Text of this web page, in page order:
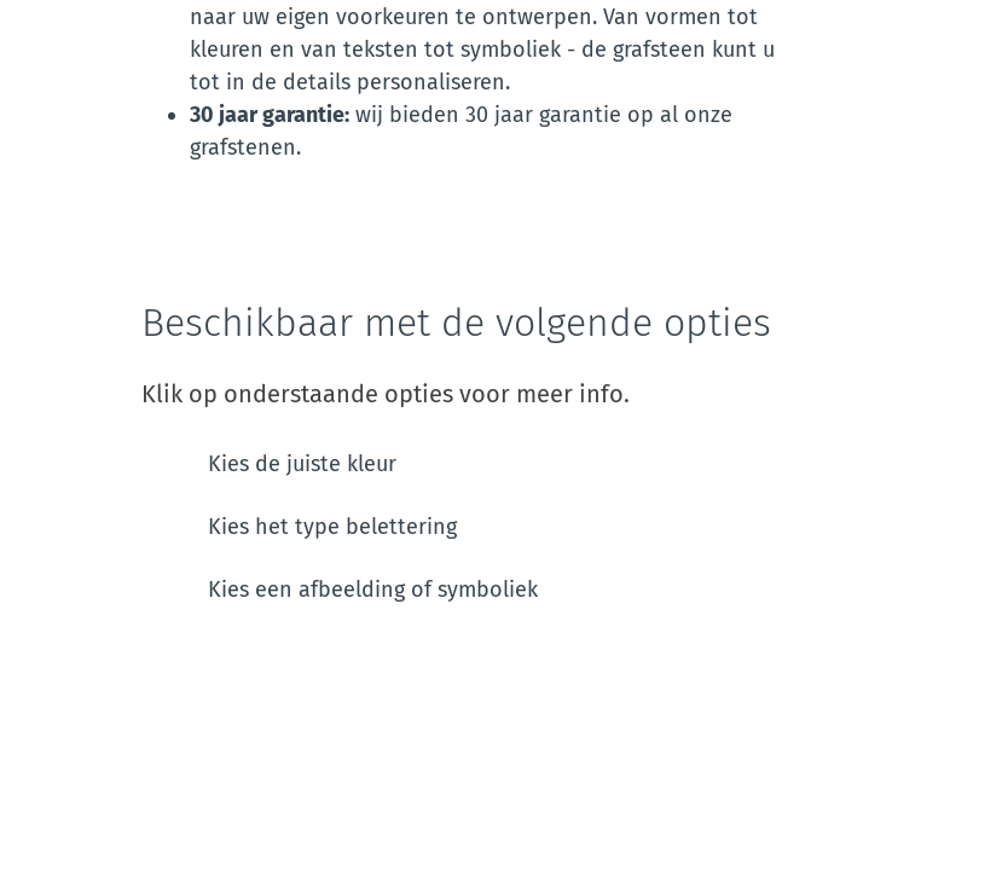
naar uw eigen voorkeuren te ontwerpen. Van vormen tot
kleuren en van teksten tot symboliek - de grafsteen kunt u
tot in de details personaliseren.
30 jaar garantie: wij bieden 30 jaar garantie op al onze
grafstenen.
Beschikbaar met de volgende opties
Klik op onderstaande opties voor meer info.
Kies de juiste kleur
Kies het type belettering
Kies een afbeelding of symboliek